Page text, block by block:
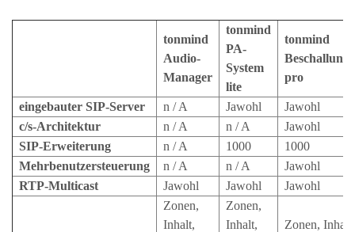
tonmind
Audio-
Manager
tonmind
PA-
System
lite
tonmind
pro
eingebauter SIP-Server n / A Jawohl
Jawohl
c/s-Architektur
n / A n / A
Jawohl
SIP-Erweiterung
n / A 1000
1000
Mehrbenutzersteuerung
n / A n / A
Jawohl
RTP-Multicast
Jawohl Jawohl Jawohl
Zonen,
Inhalt,
Zonen,
Inhalt,
Zonen, Inhalt,